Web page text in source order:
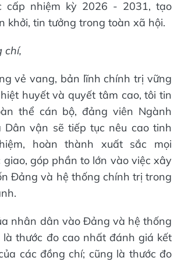
cấp nhiệm kỳ 2026 - 2031, tạo
khởi, tin tưởng trong toàn xã hội.
chí,
vẻ vang, bản lĩnh chính trị vững
huyết và quyết tâm cao, tôi tin
thể cán bộ, đảng viên Ngành
Dân vận sẽ tiếp tục nêu cao tinh
hoàn thành xuất sắc mọi
giao, góp phần to lớn vào việc xây
Đảng và hệ thống chính trị trong
nhân dân vào Đảng và hệ thống
thước đo cao nhất đánh giá kết
các đồng chí; cũng là thước đo